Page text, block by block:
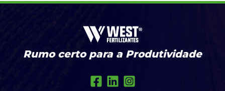
Rumo certo para a Produtividade